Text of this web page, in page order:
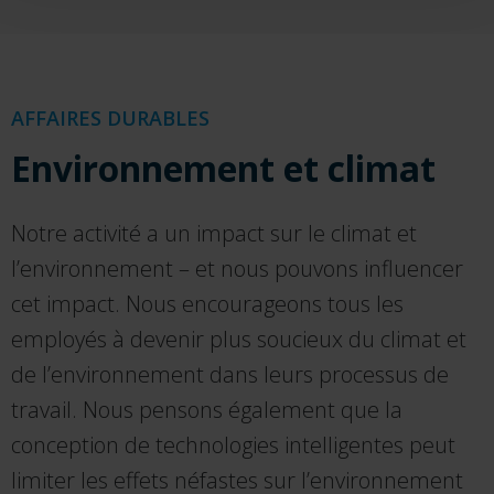
AFFAIRES DURABLES
Environnement et climat
Notre activité a un impact sur le climat et
l’environnement – et nous pouvons influencer
cet impact. Nous encourageons tous les
employés à devenir plus soucieux du climat et
de l’environnement dans leurs processus de
travail. Nous pensons également que la
conception de technologies intelligentes peut
limiter les effets néfastes sur l’environnement